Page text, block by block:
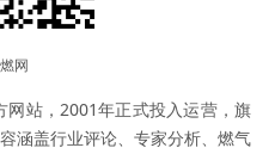
网
站，2001年正式投入运营，旗
涵盖行业评论、专家分析、燃气